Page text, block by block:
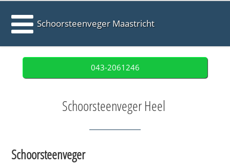
Schoorsteenveger Maastricht
043-2061246
Schoorsteenveger Heel
Schoorsteenveger